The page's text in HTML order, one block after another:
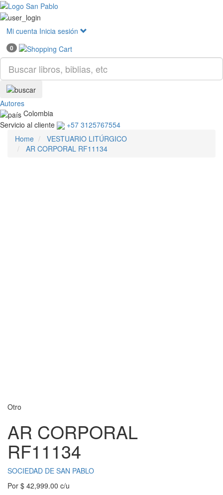
Mi cuenta Inicia sesión
0
Autores
Colombia
Servicio al cliente
+57 3125767554
Home
VESTUARIO LITÚRGICO
AR CORPORAL RF11134
Otro
AR CORPORAL
RF11134
SOCIEDAD DE SAN PABLO
Por $ 42,999.00 c/u